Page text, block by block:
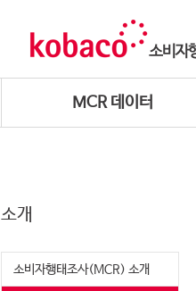
MCR 데이터
소개
소비자행태조사(MCR) 소개